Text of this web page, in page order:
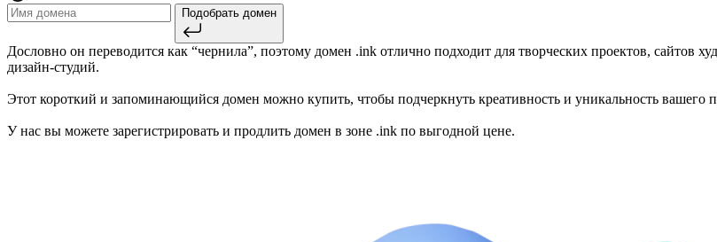
Подобрать домен
Дословно он переводится как “чернила”, поэтому домен .ink отлично подходит для творческих проектов, сайтов
дизайн-студий.
Этот короткий и запоминающийся домен можно купить, чтобы подчеркнуть креативность и уникальность вашего
У нас вы можете зарегистрировать и продлить домен в зоне .ink по выгодной цене.